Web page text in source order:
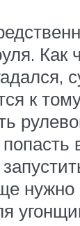
Как
к
нужно